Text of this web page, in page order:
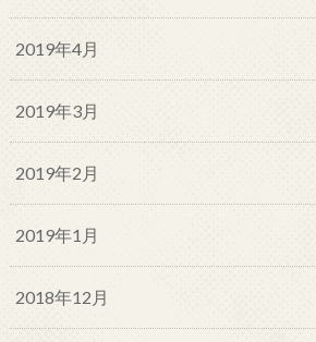
2019年4月
2019年3月
2019年2月
2019年1月
2018年12月